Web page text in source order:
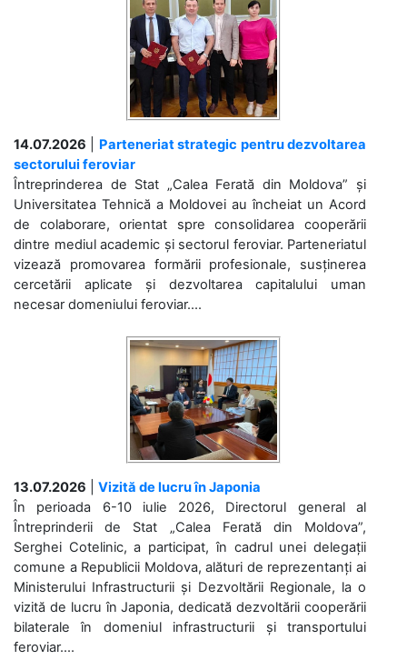
14.07.2026
Parteneriat strategic pentru dezvoltarea
sectorului feroviar
Întreprinderea de Stat „Calea Ferată din Moldova” și
Universitatea Tehnică a Moldovei au încheiat un Acord
de colaborare, orientat spre consolidarea cooperării
dintre mediul academic și sectorul feroviar. Parteneriatul
vizează promovarea formării profesionale, susținerea
cercetării aplicate și dezvoltarea capitalului uman
necesar domeniului feroviar....
13.07.2026
Vizită de lucru în Japonia
În perioada 6-10 iulie 2026, Directorul general al
Întreprinderii de Stat „Calea Ferată din Moldova”,
Serghei Cotelinic, a participat, în cadrul unei delegații
comune a Republicii Moldova, alături de reprezentanți ai
Ministerului Infrastructurii și Dezvoltării Regionale, la o
vizită de lucru în Japonia, dedicată dezvoltării cooperării
bilaterale în domeniul infrastructurii și transportului
feroviar....